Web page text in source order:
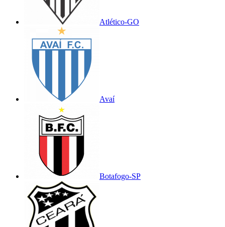
Atlético-GO
Avaí
Botafogo-SP